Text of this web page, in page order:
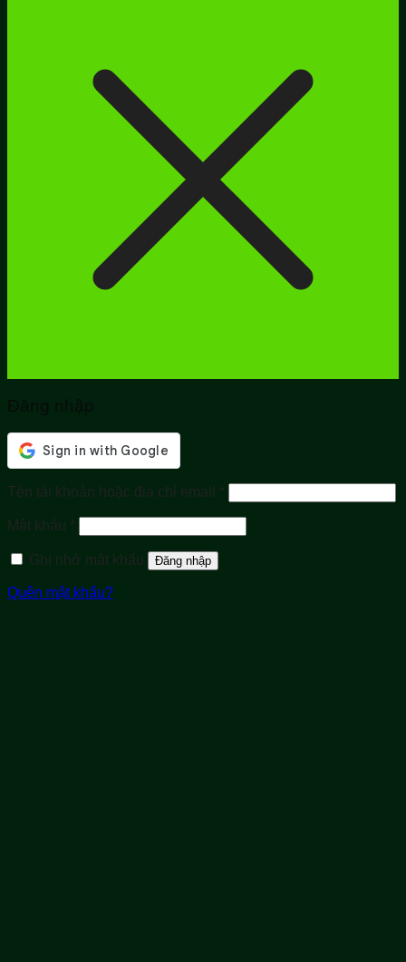
Đăng nhập
Tên tài khoản hoặc địa chỉ email *
buộc
Mật khẩu *
buộc
Ghi nhớ mật khẩu
Đăng nhập
Quên mật khẩu?